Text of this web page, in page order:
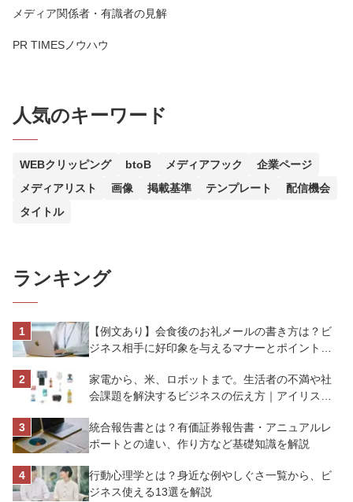
メディア関係者・有識者の見解
PR TIMESノウハウ
人気のキーワード
WEBクリッピング btoB メディアフック
企業ページ
メディアリスト
画像 掲載基準 テンプレート
配信機会
タイトル
ランキング
【例文あり】会食後のお礼メールの書き方は？ビ
ジネス相手に好印象を与えるマナーとポイントを
家電から、米、ロボットまで。生活者の不満や社
会課題を解決するビジネスの伝え方｜アイリスオ
統合報告書とは？有価証券報告書・アニュアルレ
ポートとの違い、作り方など基礎知識を解説
行動心理学とは？身近な例やしぐさ一覧から、ビ
ジネス使える13選を解説